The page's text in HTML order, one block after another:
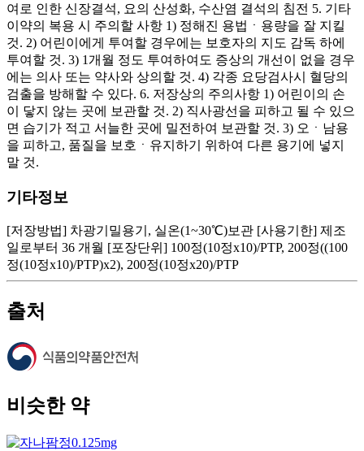
여로 인한 신장결석, 요의 산성화, 수산염 결석의 침전 5. 기타
이약의 복용 시 주의할 사항 1) 정해진 용법ㆍ용량을 잘 지킬
것. 2) 어린이에게 투여할 경우에는 보호자의 지도 감독 하에
투여할 것. 3) 1개월 정도 투여하여도 증상의 개선이 없을 경우
에는 의사 또는 약사와 상의할 것. 4) 각종 요당검사시 혈당의
검출을 방해할 수 있다. 6. 저장상의 주의사항 1) 어린이의 손
이 닿지 않는 곳에 보관할 것. 2) 직사광선을 피하고 될 수 있으
면 습기가 적고 서늘한 곳에 밀전하여 보관할 것. 3) 오ㆍ남용
을 피하고, 품질을 보호ㆍ유지하기 위하여 다른 용기에 넣지
말 것.
기타정보
[저장방법] 차광기밀용기, 실온(1~30℃)보관 [사용기한] 제조
일로부터 36 개월 [포장단위] 100정(10정x10)/PTP, 200정((100
정(10정x10)/PTP)x2), 200정(10정x20)/PTP
출처
비슷한 약